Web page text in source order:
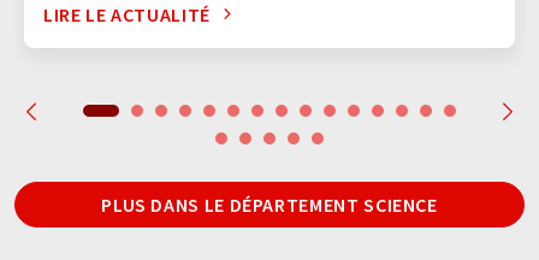
LIRE LE ACTUALITÉ
PLUS DANS LE DÉPARTEMENT SCIENCE